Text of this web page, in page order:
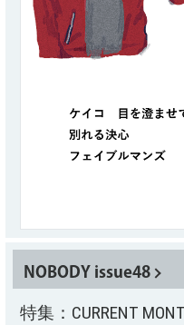
NOBODY issue48
特集：CURRENT